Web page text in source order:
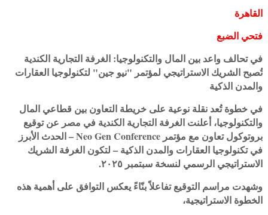
القاهرة
فتحي الضبع
في تحالف واعد بين المال والتكنولوجيا: الغرفة التجارية الكندية
تُصبح الشريك الاستراتيجي لمؤتمر "نيو جين" لتكنولوجيا العقارات
والمدن الذكية
في خطوة تُعد نقلة نوعية على خريطة التعاون بين قطاعي المال
والتكنولوجيا، أعلنت الغرفة التجارية الكندية في مصر عن توقيع
بروتوكول تعاون مع مؤتمر Neo Gen Conference – الحدث الأبرز
في تكنولوجيا العقارات والمدن الذكية – لتكون الغرفة الشريك
الاستراتيجي الرسمي لنسخة سبتمبر ٢٠٢٥.
وشهدت مراسم التوقيع تفاعلاً بنّاءً يعكس التوافق على أهمية هذه
الخطوة الاستراتيجية،